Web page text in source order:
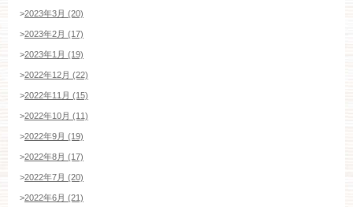
>2023年3月 (20)
>2023年2月 (17)
>2023年1月 (19)
>2022年12月 (22)
>2022年11月 (15)
>2022年10月 (11)
>2022年9月 (19)
>2022年8月 (17)
>2022年7月 (20)
>2022年6月 (21)
ブライダルフェア・見学ご希望のお客様